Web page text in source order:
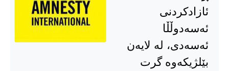
ئازادکردنی
ئەسەدوڵڵا
ئەسەدی، لە لایەن
بێلژیکەوە گرت